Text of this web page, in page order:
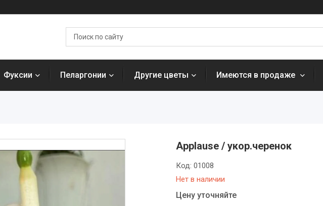
Фуксии Пеларгонии Другие цветы Имеются в продаже
Applause / укор.черенок
Нет в наличии
Код:01008
Цену уточняйте